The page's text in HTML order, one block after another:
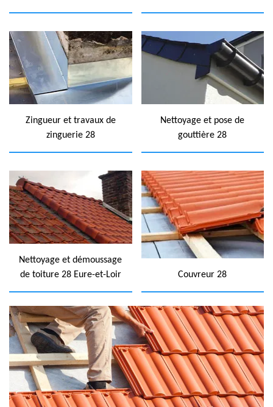
Zingueur et travaux de
zinguerie 28
Nettoyage et pose de
gouttière 28
Nettoyage et démoussage
de toiture 28 Eure-et-Loir
Couvreur 28